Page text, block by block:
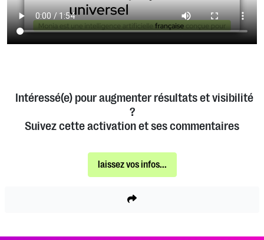
Intéressé(e) pour augmenter résultats et visibilité
?
Suivez cette activation et ses commentaires
laissez vos infos...